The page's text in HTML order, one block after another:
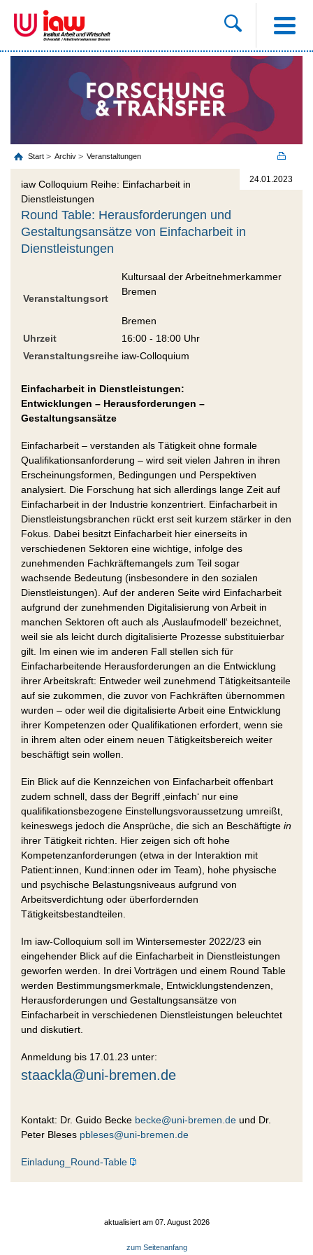
Start Archiv Veranstaltungen
24.01.2023
iaw Colloquium Reihe: Einfacharbeit in
Dienstleistungen
Round Table: Herausforderungen und
Gestaltungsansätze von Einfacharbeit in
Dienstleistungen
Veranstaltungsort
Kultursaal der Arbeitnehmerkammer
Bremen
Bremen
Uhrzeit
16:00 - 18:00 Uhr
Veranstaltungsreihe iaw-Colloquium
Einfacharbeit in Dienstleistungen:
Entwicklungen – Herausforderungen –
Gestaltungsansätze
Einfacharbeit – verstanden als Tätigkeit ohne formale
Qualifikationsanforderung – wird seit vielen Jahren in ihren
Erscheinungsformen, Bedingungen und Perspektiven
analysiert. Die Forschung hat sich allerdings lange Zeit auf
Einfacharbeit in der Industrie konzentriert. Einfacharbeit in
Dienstleistungsbranchen rückt erst seit kurzem stärker in den
Fokus. Dabei besitzt Einfacharbeit hier einerseits in
verschiedenen Sektoren eine wichtige, infolge des
zunehmenden Fachkräftemangels zum Teil sogar
wachsende Bedeutung (insbesondere in den sozialen
Dienstleistungen). Auf der anderen Seite wird Einfacharbeit
aufgrund der zunehmenden Digitalisierung von Arbeit in
manchen Sektoren oft auch als ‚Auslaufmodell‘ bezeichnet,
weil sie als leicht durch digitalisierte Prozesse substituierbar
gilt. Im einen wie im anderen Fall stellen sich für
Einfacharbeitende Herausforderungen an die Entwicklung
ihrer Arbeitskraft: Entweder weil zunehmend Tätigkeitsanteile
auf sie zukommen, die zuvor von Fachkräften übernommen
wurden – oder weil die digitalisierte Arbeit eine Entwicklung
ihrer Kompetenzen oder Qualifikationen erfordert, wenn sie
in ihrem alten oder einem neuen Tätigkeitsbereich weiter
beschäftigt sein wollen.
Ein Blick auf die Kennzeichen von Einfacharbeit offenbart
zudem schnell, dass der Begriff ‚einfach‘ nur eine
qualifikationsbezogene Einstellungsvoraussetzung umreißt,
keineswegs jedoch die Ansprüche, die sich an Beschäftigte in
ihrer Tätigkeit richten. Hier zeigen sich oft hohe
Kompetenzanforderungen (etwa in der Interaktion mit
Patient:innen, Kund:innen oder im Team), hohe physische
und psychische Belastungsniveaus aufgrund von
Arbeitsverdichtung oder überfordernden
Tätigkeitsbestandteilen.
Im iaw-Colloquium soll im Wintersemester 2022/23 ein
eingehender Blick auf die Einfacharbeit in Dienstleistungen
geworfen werden. In drei Vorträgen und einem Round Table
werden Bestimmungsmerkmale, Entwicklungstendenzen,
Herausforderungen und Gestaltungsansätze von
Einfacharbeit in verschiedenen Dienstleistungen beleuchtet
und diskutiert.
Anmeldung bis 17.01.23 unter:
staackla@uni-bremen.de
Kontakt: Dr. Guido Becke becke@uni-bremen.de und Dr.
Peter Bleses pbleses@uni-bremen.de
Einladung_Round-Table
aktualisiert am 07. August 2026
zum Seitenanfang